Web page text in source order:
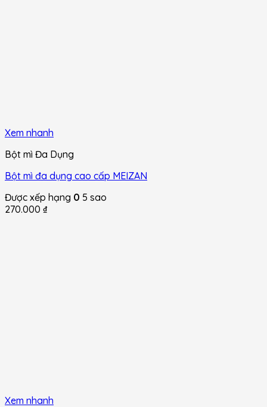
Xem nhanh
Bột mì Đa Dụng
Bột mì đa dụng cao cấp MEIZAN
Được xếp hạng 0 5 sao
270.000 ₫
Xem nhanh